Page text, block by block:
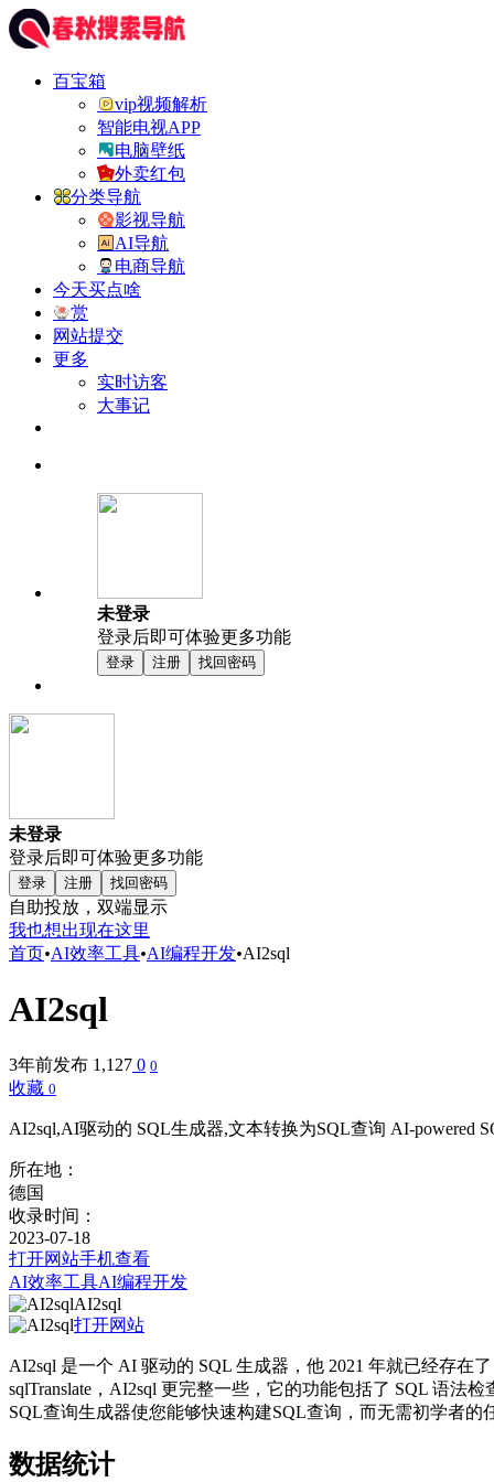
百宝箱
vip视频解析
智能电视APP
电脑壁纸
外卖红包
分类导航
影视导航
AI导航
电商导航
今天买点啥
赏
网站提交
更多
实时访客
大事记
未登录
登录后即可体验更多功能
登录 注册 找回密码
未登录
登录后即可体验更多功能
登录 注册 找回密码
自助投放，双端显示
我也想出现在这里
首页•AI效率工具•AI编程开发•AI2sql
AI2sql
3年前发布 1,127 0 0
收藏 0
AI2sql,AI驱动的 SQL生成器,文本转换为SQL查询 AI-powered
所在地：
德国
收录时间：
2023-07-18
打开网站手机查看
AI效率工具AI编程开发
AI2sql
打开网站
AI2sql 是一个 AI 驱动的 SQL 生成器，他 2021 年就已经存在
sqlTranslate，AI2sql 更完整一些，它的功能包括了 SQL 语法
SQL查询生成器使您能够快速构建SQL查询，而无需初学者的
数据统计